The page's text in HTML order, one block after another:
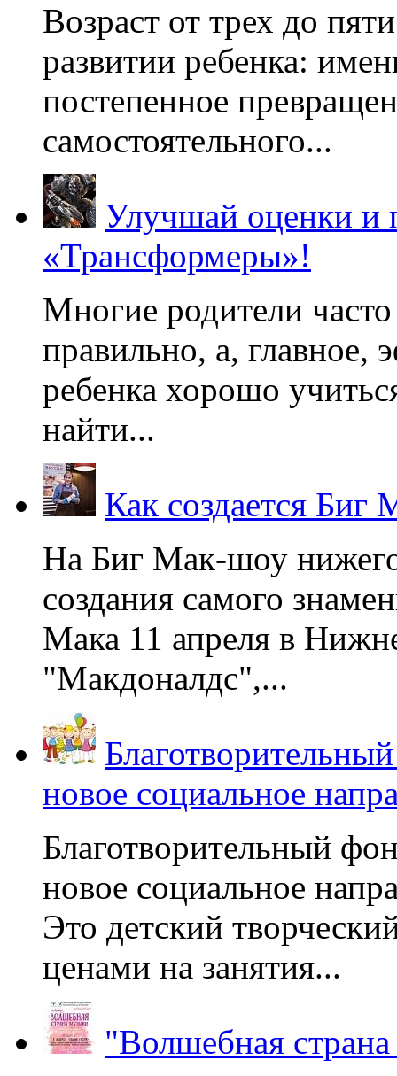
Возраст от трех до
развитии ребенка:
постепенное
самостоятельного...
Улучшай оценки и
«Трансформеры»!
Многие родители
правильно, а, главное,
ребенка хорошо
найти...
Как создается Биг
На Биг Мак-шоу
создания самого
Мака 11 апреля в
"Макдоналдс",...
новое социальное
Благотворительный
новое социальное
Это детский
ценами на занятия...
"Волшебная